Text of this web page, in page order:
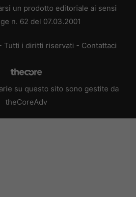
un prodotto editoriale ai sensi
n. 62 del 07.03.2001
Tutti i diritti riservati - Contattaci
su questo sito sono gestite da
theCoreAdv